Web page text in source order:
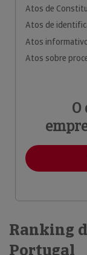
Atos de
Atos de
Atos
Atos sobre
Ranking
Portugal